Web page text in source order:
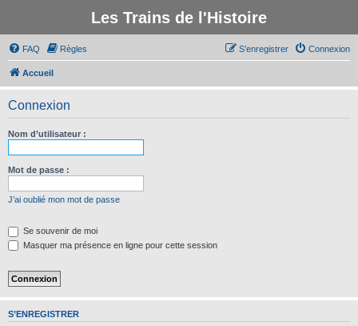
Les Trains de l'Histoire
FAQ Règles Connexion
S’enregistrer
Accueil
Connexion
Nom d’utilisateur :
Mot de passe :
J’ai oublié mon mot de passe
Se souvenir de moi
Masquer ma présence en ligne pour cette session
S’ENREGISTRER